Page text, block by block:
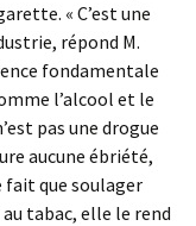
« C’est une
répond M.
fondamentale
l’alcool et le
pas une drogue
aucune ébriété,
fait que soulager
tabac, elle le rend